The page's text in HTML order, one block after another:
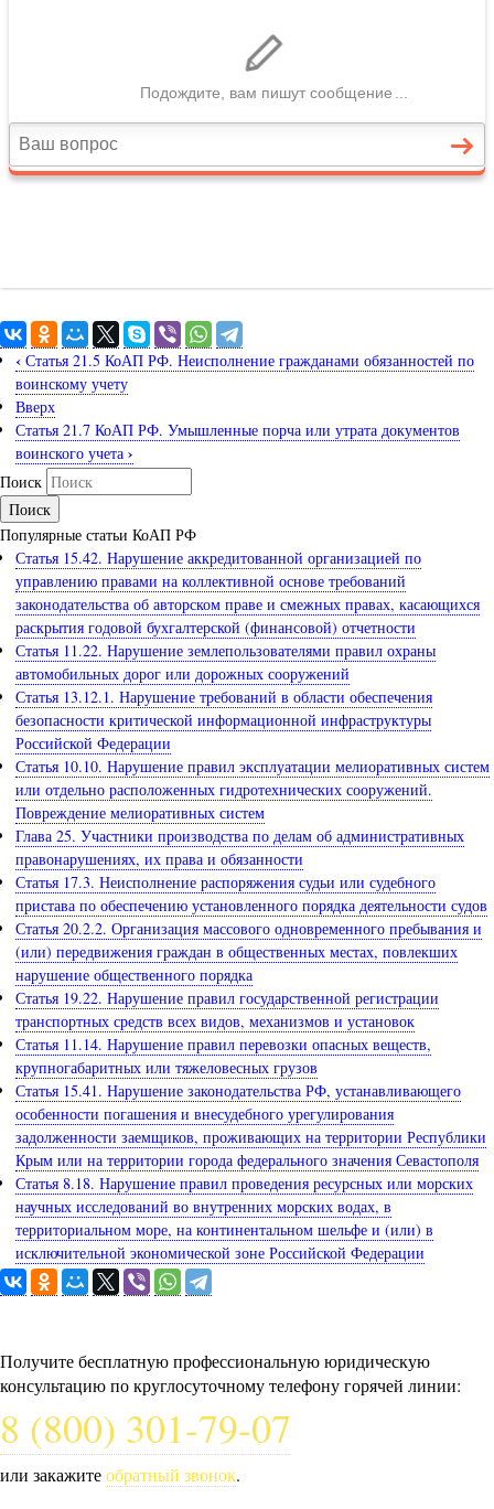
‹ Статья 21.5 КоАП РФ. Неисполнение гражданами обязанностей по
воинскому учету
Вверх
Статья 21.7 КоАП РФ. Умышленные порча или утрата документов
воинского учета ›
Поиск
Популярные статьи КоАП РФ
Статья 15.42. Нарушение аккредитованной организацией по
управлению правами на коллективной основе требований
законодательства об авторском праве и смежных правах, касающихся
раскрытия годовой бухгалтерской (финансовой) отчетности
Статья 11.22. Нарушение землепользователями правил охраны
автомобильных дорог или дорожных сооружений
Статья 13.12.1. Нарушение требований в области обеспечения
безопасности критической информационной инфраструктуры
Российской Федерации
Статья 10.10. Нарушение правил эксплуатации мелиоративных систем
или отдельно расположенных гидротехнических сооружений.
Повреждение мелиоративных систем
Глава 25. Участники производства по делам об административных
правонарушениях, их права и обязанности
Статья 17.3. Неисполнение распоряжения судьи или судебного
пристава по обеспечению установленного порядка деятельности судов
Статья 20.2.2. Организация массового одновременного пребывания и
(или) передвижения граждан в общественных местах, повлекших
нарушение общественного порядка
Статья 19.22. Нарушение правил государственной регистрации
транспортных средств всех видов, механизмов и установок
Статья 11.14. Нарушение правил перевозки опасных веществ,
крупногабаритных или тяжеловесных грузов
Статья 15.41. Нарушение законодательства РФ, устанавливающего
особенности погашения и внесудебного урегулирования
задолженности заемщиков, проживающих на территории Республики
Крым или на территории города федерального значения Севастополя
Статья 8.18. Нарушение правил проведения ресурсных или морских
научных исследований во внутренних морских водах, в
территориальном море, на континентальном шельфе и (или) в
исключительной экономической зоне Российской Федерации
Получите бесплатную профессиональную юридическую
консультацию по круглосуточному телефону горячей линии:
8 (800) 301-79-07
или закажитеобратный звонок.